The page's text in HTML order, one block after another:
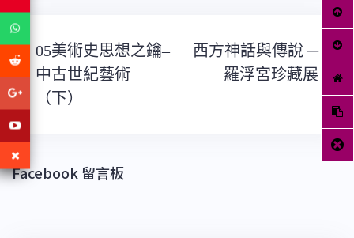
文
章
導
覽
05美術史思想之鑰–
中古世紀藝術
（下）
西方神話與傳說 ─
羅浮宮珍藏展
Facebook 留言板